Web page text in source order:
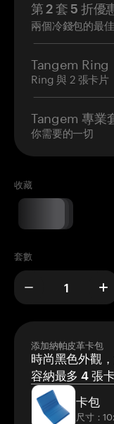
第 2 套 5 折優
兩個冷錢包的最
Tangem Ring
Ring 與 2 張卡片
Tangem 專業
你需要的一切
收藏
套數
添加納帕皮革卡包
時尚黑色外觀
容納最多 4 張卡
卡包
尺寸：